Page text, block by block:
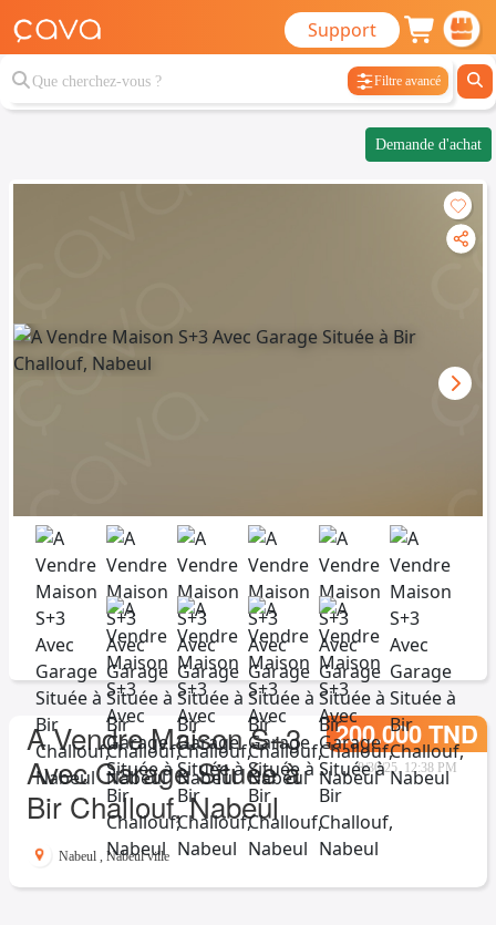
Support
Filtre avancé
Demande d'achat
A Vendre Maison S+3
Avec Garage Située à
Bir Challouf, Nabeul
200.000 TND
8/30/25, 12:38 PM
Nabeul , Nabeul ville